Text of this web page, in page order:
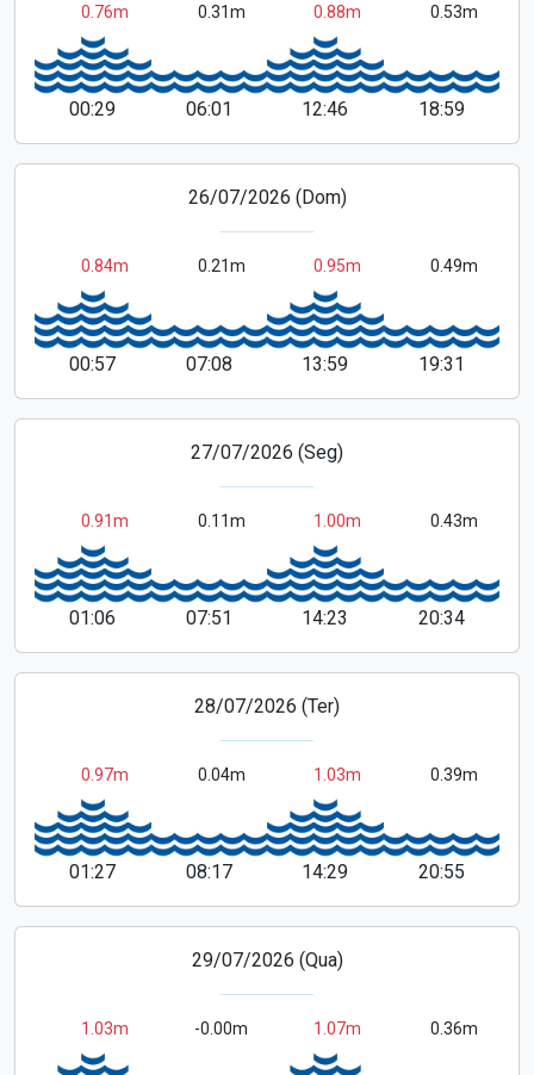
0.76m
00:29
0.31m
06:01
0.88m
12:46
0.53m
18:59
26/07/2026 (Dom)
0.84m
00:57
0.21m
07:08
0.95m
13:59
0.49m
19:31
27/07/2026 (Seg)
0.91m
01:06
0.11m
07:51
1.00m
14:23
0.43m
20:34
28/07/2026 (Ter)
0.97m
01:27
0.04m
08:17
1.03m
14:29
0.39m
20:55
29/07/2026 (Qua)
1.03m -0.00m 1.07m 0.36m